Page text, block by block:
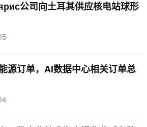
公司向土耳其供应核电站球形
源订单，AI数据中心相关订单总